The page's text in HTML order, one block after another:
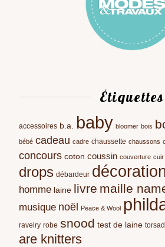
Étiquettes
accessoires b.a. baby bloomer bois
bébé cadeau cadre chaussette chaussons
concours coton coussin couverture cuir
drops débardeur
homme laine livre maille
musique noël Peace & Wool
ravelry robe snood test de laine
are knitters